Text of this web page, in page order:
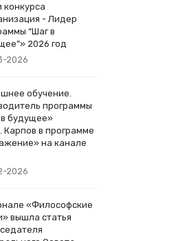
конкурса
- Лидер
“Шаг в
2026 год
2026
обучение.
программы
будущее»
Карпов в программе
на канале
2026
«Философские
вышла статья